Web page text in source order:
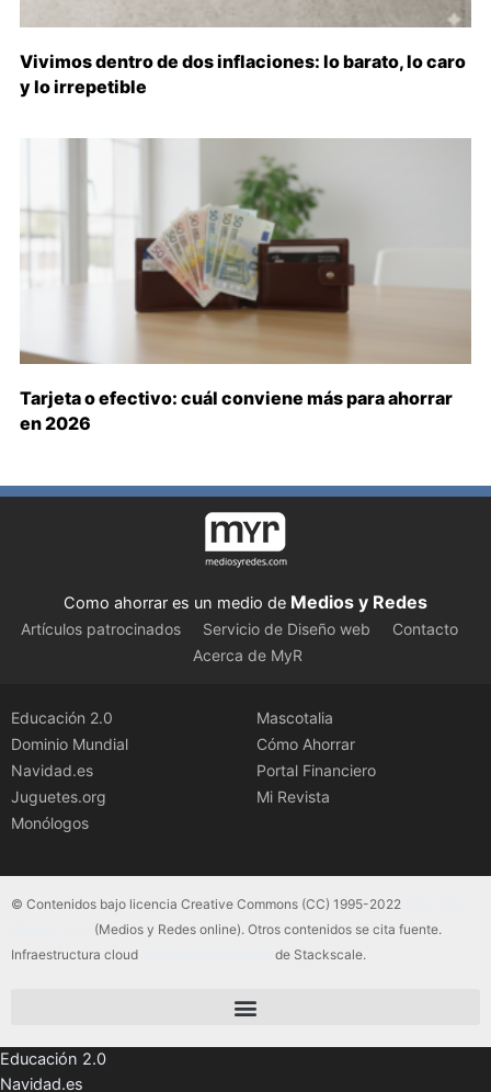
Vivimos dentro de dos inflaciones: lo barato, lo caro
y lo irrepetible
Tarjeta o efectivo: cuál conviene más para ahorrar
en 2026
Como ahorrar es un medio de Medios y Redes
Artículos patrocinados Servicio de Diseño web
Contacto
Acerca de MyR
Educación 2.0
Dominio Mundial
Navidad.es
Juguetes.org
Monólogos
Mascotalia
Cómo Ahorrar
Portal Financiero
Mi Revista
© Contenidos bajo licencia Creative Commons (CC) 1995-2022
(Medios y Redes online). Otros contenidos se cita fuente.
Infraestructura cloud
de Stackscale.
Educación 2.0
Navidad.es